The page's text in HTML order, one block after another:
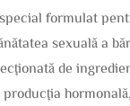
formulat
sexuală a
de